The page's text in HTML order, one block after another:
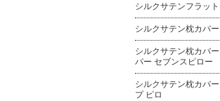
シルクサテンフラッ
シルクサテン枕カバー
シルクサテン枕カバ
パー セブンスピロー
シルクサテン枕カバ
プ ピロ